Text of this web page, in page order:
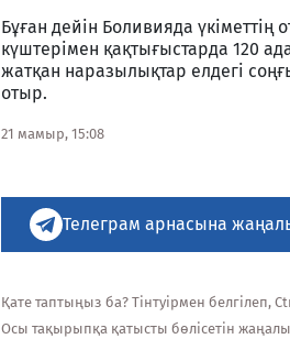
Бұған дейін Боливияда үкіметтің
күштерімен қақтығыстарда 120
жатқан наразылықтар елдегі
отыр.
21 мамыр, 15:08
Телеграм арнасына
Қате таптыңыз ба? Тінтуірмен белгілеп,
Осы тақырыпқа қатысты бөлісетін